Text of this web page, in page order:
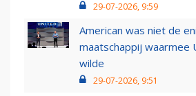
29-07-2026, 9:59
American was niet de
maatschappij waarmee
wilde
29-07-2026, 9:51